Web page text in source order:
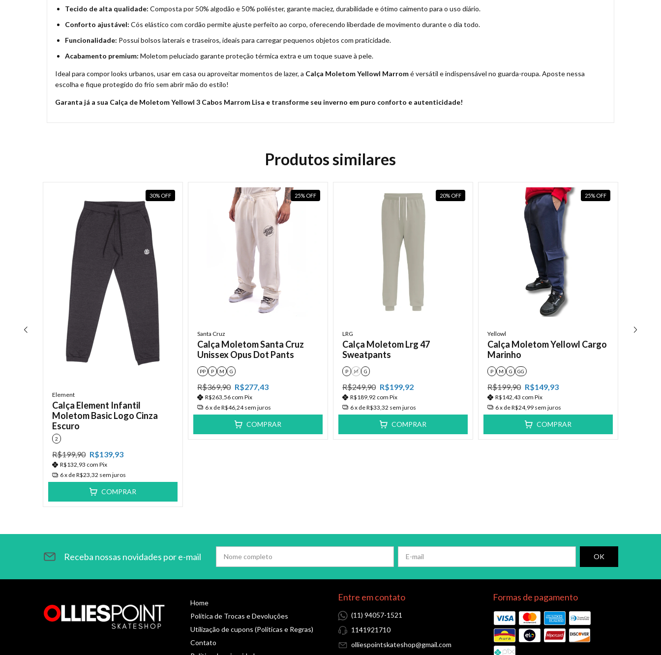
Tecido de alta qualidade: Composta por 50% algodão e 50% poliéster, garante maciez, durabilidade e ótimo caimento para o uso diário.
Conforto ajustável: Cós elástico com cordão permite ajuste perfeito ao corpo, oferecendo liberdade de movimento durante o dia todo.
Funcionalidade: Possui bolsos laterais e traseiros, ideais para carregar pequenos objetos com praticidade.
Acabamento premium: Moletom peluciado garante proteção térmica extra e um toque suave à pele.
Ideal para compor looks urbanos, usar em casa ou aproveitar momentos de lazer, a Calça Moletom Yellowl Marromé versátil e indispensável no guarda-roupa. Aposte nessa
escolha e fique protegido do frio sem abrir mão do estilo!
Garanta já a sua Calça de Moletom Yellowl 3 Cabos Marrom Lisa e transforme seu inverno em puro conforto e autenticidade!
Produtos similares
30% OFF
Element
Calça Element Infantil
Moletom Basic Logo Cinza
Escuro
2
R$199,90 R$139,93
R$132,93 com Pix
6x deR$23,32 sem juros
COMPRAR
25% OFF
Santa Cruz
Calça Moletom Santa Cruz
Unissex Opus Dot Pants
PP P M G
R$369,90 R$277,43
R$263,56 com Pix
6x deR$46,24 sem juros
COMPRAR
20% OFF
LRG
Calça Moletom Lrg 47
Sweatpants
P M G
R$249,90 R$199,92
R$189,92 com Pix
6x deR$33,32 sem juros
COMPRAR
25% OFF
Yellowl
Calça Moletom Yellowl Cargo
Marinho
P M G GG
R$199,90 R$149,93
R$142,43 com Pix
6x deR$24,99 sem juros
COMPRAR
RVCA
Receba nossas novidades por e-mail
Home
Política de Trocas e Devoluções
Utilização de cupons (Políticas e Regras)
Contato
Entre em contato
(11) 94057-1521
1141921710
olliespointskateshop@gmail.com
Formas de pagamento